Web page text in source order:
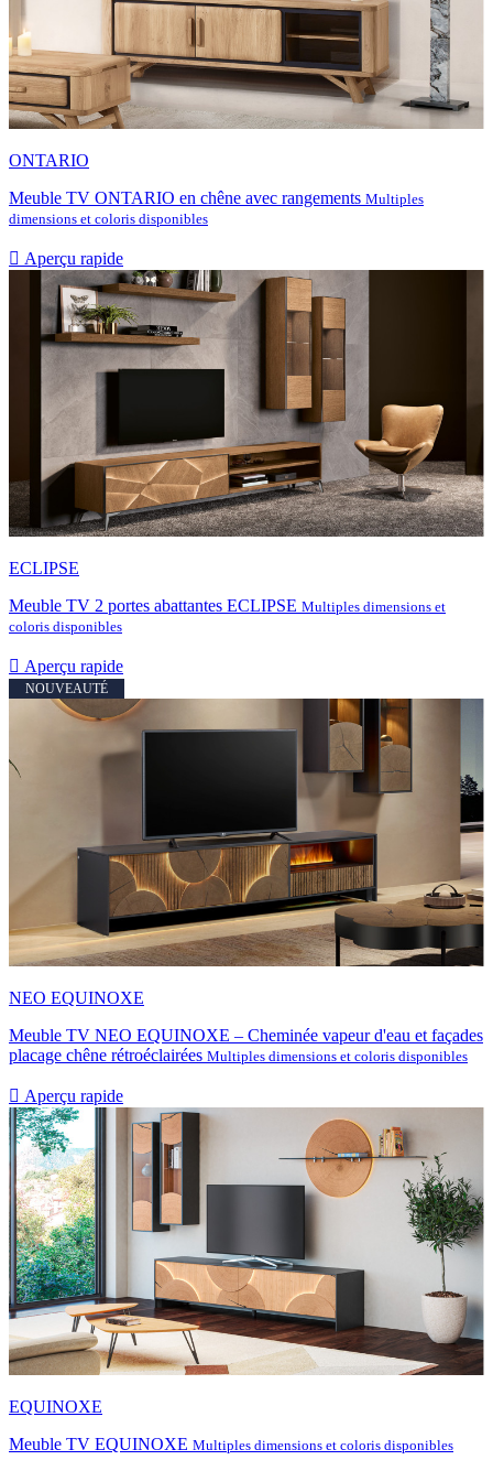
ONTARIO
Meuble TV ONTARIO en chêne avec rangements Multiples
dimensions et coloris disponibles
 Aperçu rapide
ECLIPSE
Meuble TV 2 portes abattantes ECLIPSE Multiples dimensions et
coloris disponibles
 Aperçu rapide
NOUVEAUTÉ
NEO EQUINOXE
Meuble TV NEO EQUINOXE – Cheminée vapeur d'eau et façades
placage chêne rétroéclairées Multiples dimensions et coloris disponibles
 Aperçu rapide
EQUINOXE
Meuble TV EQUINOXE Multiples dimensions et coloris disponibles